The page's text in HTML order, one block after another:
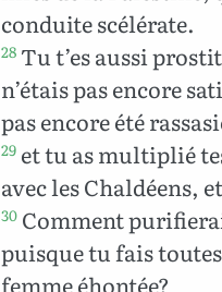
conduite scélérate.
28 Tu t’es aussi
n’étais pas encore
pas encore été
29 et tu as multiplié
avec les Chaldéens,
30 Comment
puisque tu fais
femme éhontée?